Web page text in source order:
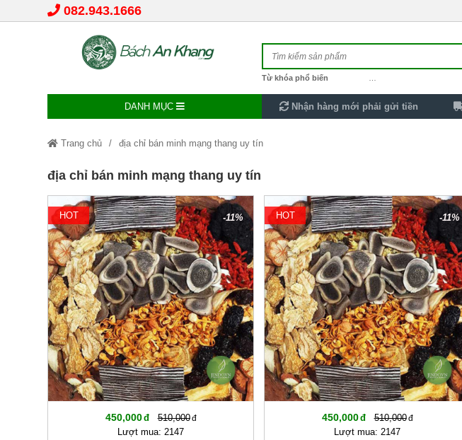
082.943.1666
Từ khóa phổ biến
DANH MỤC Nhận hàng mới phải gửi tiền
Trang chủ địa chỉ bán minh mạng thang uy tín
địa chỉ bán minh mạng thang uy tín
-11%
HOT
450,000
510,000
Lượt mua: 2147
-11%
HOT
450,000
510,000
Lượt mua: 2147